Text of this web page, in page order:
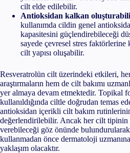
cilt elde edilebilir.
Antioksidan kalkan
kullanımda cildin genel
kapasitesini güçlendirebileceği
sayede çevresel stres faktörlerine
cilt yapısı oluşabilir.
Resveratrolün cilt üzerindeki etkileri,
araştırmaların hem de cilt bakımı
yer almaya devam etmektedir. Topikal
kullanıldığında ciltle doğrudan temas
antioksidan içerikli cilt bakım
değerlendirilebilir. Ancak her cilt tipinin
verebileceği göz önünde
kullanmadan önce dermatoloji uzmanına
yaklaşım olacaktır.